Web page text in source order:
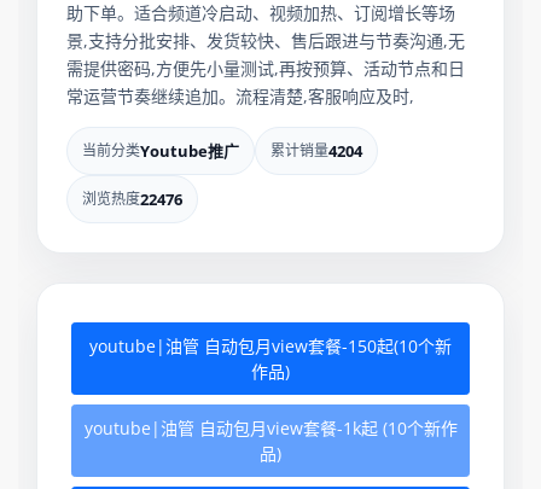
助下单。适合频道冷启动、视频加热、订阅增长等场
景,支持分批安排、发货较快、售后跟进与节奏沟通,无
需提供密码,方便先小量测试,再按预算、活动节点和日
常运营节奏继续追加。流程清楚,客服响应及时,
当前分类Youtube推广 累计销量4204
浏览热度22476
youtube|油管 自动包月view套餐-150起(10个新
作品)
youtube|油管 自动包月view套餐-1k起 (10个新作
品)